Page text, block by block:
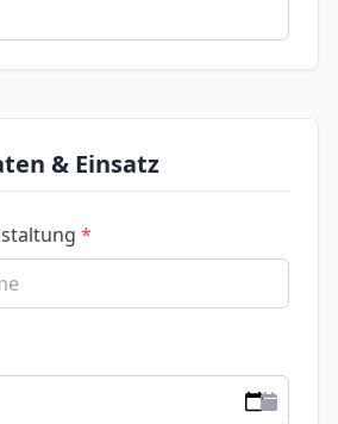
& Einsatz